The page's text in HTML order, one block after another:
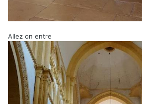
Allez on entre